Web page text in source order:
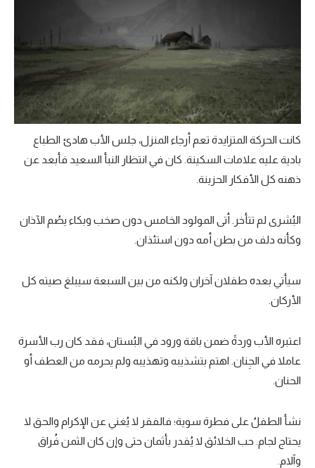
كانت الحركة المتزايدة تعم أرجاء المنزل، جلس الأب هادئ الطباع
بادية عليه علامات السكينة. كان في انتظار النبأ السعيد فأبعد عن
ذهنه كل الأفكار الحزينة.
البُشرى لم تتأخر. أتى المولود الخامس دون صخب وبكاء يصُم الآذان
وكأنه دلف من بطن أمه دون استئذان.
سيأتي بعده طفلان آخران ولكنه من بين السبعة سيبلغ صيته كل
الأركان.
اعتبره الأب وردةً ضمن باقة ورود في البُستان، فقد كان رب الأسرة
عاملا في الجِنان. اهتم بتشذيبه وتهذيبه ولم يحرمه من العطف أو
الحنان.
نشأ الطفلُ على فطرة سوية؛ فالفقر لا يُغني عن الإكرام والحق لا
يحتاج لجام. حب الخلائق لا يُقدر بأثمان حتى وإن كان الثمن فُراق
وآلام.